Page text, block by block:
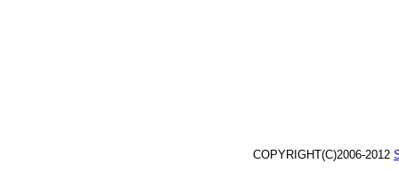
COPYRIGHT(C)2006-2012